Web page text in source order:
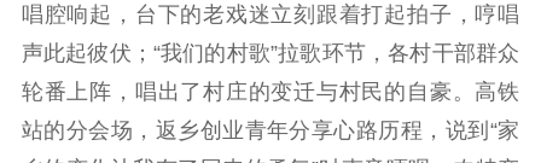
党建要闻 学习在线
文化人才
紫金人才 职称评审
唱腔响起，台下的老戏迷立刻跟着打起拍子，哼唱
声此起彼伏；“我们的村歌”拉歌环节，各村干部群众
轮番上阵，唱出了村庄的变迁与村民的自豪。高铁
站的分会场，返乡创业青年分享心路历程，说到“家